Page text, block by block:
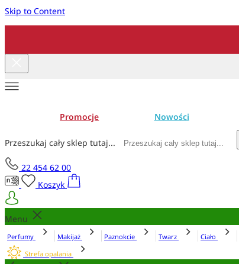
Skip to Content
Promocje Nowości
Przeszukaj cały sklep tutaj...
22 454 62 00
Koszyk
Menu
Perfumy Makijaż Paznokcie Twarz Ciało
Strefa opalania